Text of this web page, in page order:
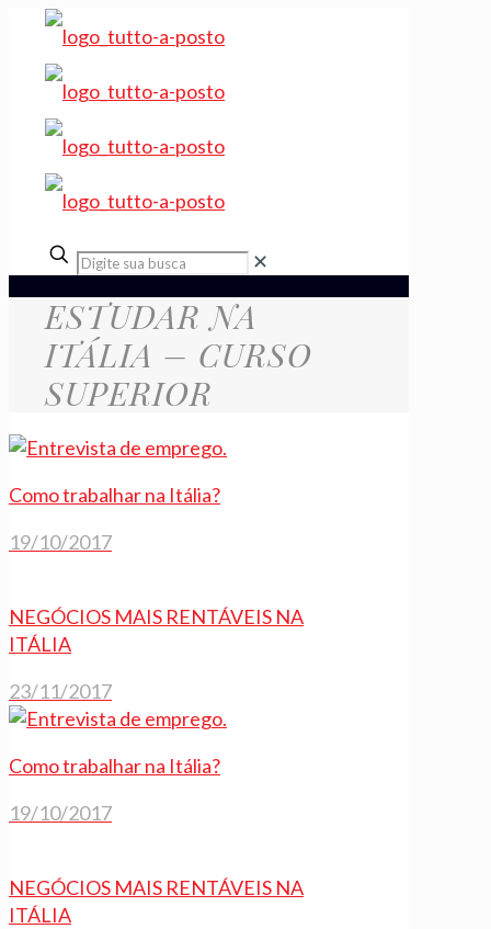
✕
ESTUDAR NA
ITÁLIA – CURSO
SUPERIOR
Como trabalhar na Itália?
19/10/2017
NEGÓCIOS MAIS RENTÁVEIS NA
ITÁLIA
23/11/2017
Como trabalhar na Itália?
19/10/2017
NEGÓCIOS MAIS RENTÁVEIS NA
ITÁLIA